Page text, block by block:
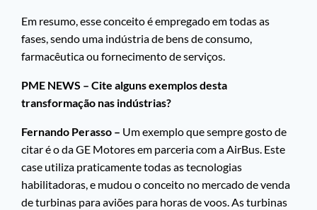
Em resumo, esse conceito é empregado em todas as
fases, sendo uma indústria de bens de consumo,
farmacêutica ou fornecimento de serviços.
PME NEWS – Cite alguns exemplos desta
transformação nas indústrias?
Fernando Perasso – Um exemplo que sempre gosto de
citar é o da GE Motores em parceria com a AirBus. Este
case utiliza praticamente todas as tecnologias
habilitadoras, e mudou o conceito no mercado de venda
de turbinas para aviões para horas de voos. As turbinas